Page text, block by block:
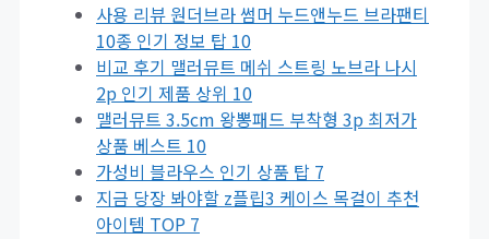
사용 리뷰 원더브라 썸머 누드앤누드 브라팬티
10종 인기 정보 탑 10
비교 후기 맬러뮤트 메쉬 스트링 노브라 나시
2p 인기 제품 상위 10
맬러뮤트 3.5cm 왕뽕패드 부착형 3p 최저가
상품 베스트 10
가성비 블라우스 인기 상품 탑 7
지금 당장 봐야할 z플립3 케이스 목걸이 추천
아이템 TOP 7